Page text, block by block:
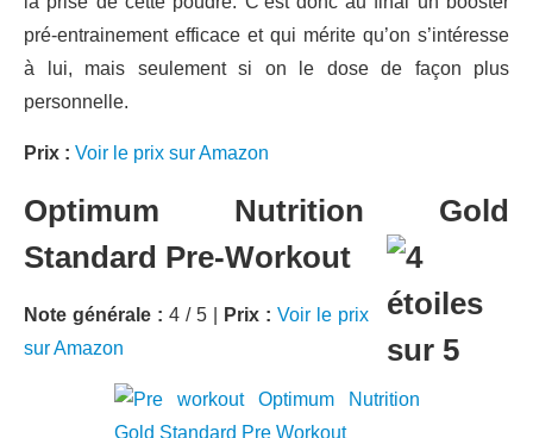
pré-entrainement efficace et qui mérite qu’on s’intéresse
à lui, mais seulement si on le dose de façon plus
personnelle.
Prix : Voir le prix sur Amazon
Optimum Nutrition Gold
Standard Pre-Workout
Note générale : 4 / 5 | Prix : Voir le prix
sur Amazon